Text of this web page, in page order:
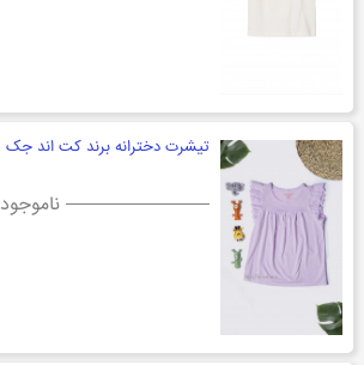
تیشرت دخترانه برند کت اند جک
ناموجود